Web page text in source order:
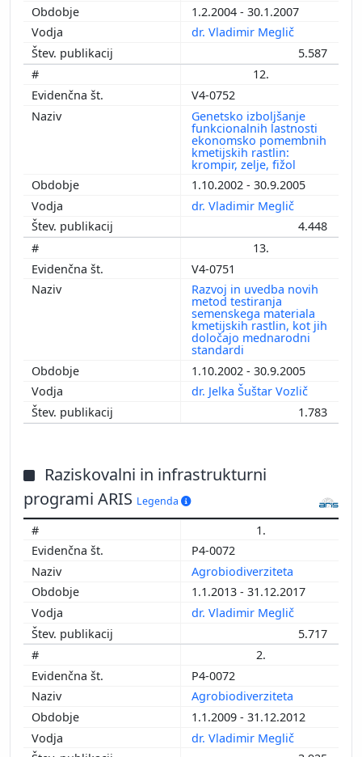
1.2.2004 - 30.1.2007
dr. Vladimir Meglič
5.587
12.
V4-0752
Genetsko izboljšanje
funkcionalnih lastnosti
ekonomsko pomembnih
kmetijskih rastlin:
krompir, zelje, fižol
1.10.2002 - 30.9.2005
dr. Vladimir Meglič
4.448
13.
V4-0751
Razvoj in uvedba novih
metod testiranja
semenskega materiala
kmetijskih rastlin, kot jih
določajo mednarodni
standardi
1.10.2002 - 30.9.2005
dr. Jelka Šuštar Vozlič
1.783
Raziskovalni in infrastrukturni
programi ARIS Legenda
1.
P4-0072
Agrobiodiverziteta
1.1.2013 - 31.12.2017
dr. Vladimir Meglič
5.717
2.
P4-0072
Agrobiodiverziteta
1.1.2009 - 31.12.2012
dr. Vladimir Meglič